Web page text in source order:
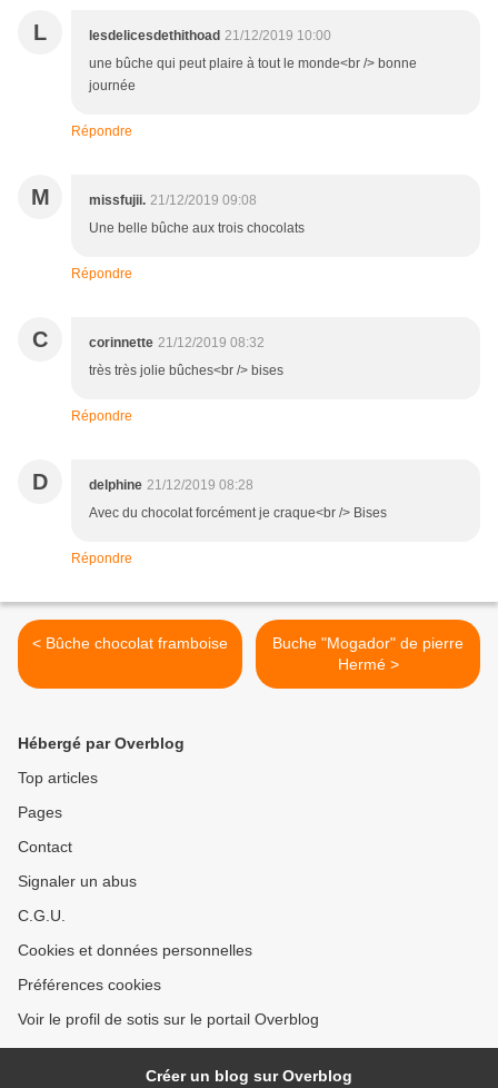
L lesdelicesdethithoad 21/12/2019 10:00
une bûche qui peut plaire à tout le monde<br /> bonne
journée
Répondre
M missfujii. 21/12/2019 09:08
Une belle bûche aux trois chocolats
Répondre
C corinnette 21/12/2019 08:32
très très jolie bûches<br /> bises
Répondre
D delphine 21/12/2019 08:28
Avec du chocolat forcément je craque<br /> Bises
Répondre
< Bûche chocolat framboise
Buche "Mogador" de pierre
Hermé >
Hébergé par Overblog
Top articles
Pages
Contact
Signaler un abus
C.G.U.
Cookies et données personnelles
Préférences cookies
Voir le profil de sotis sur le portail Overblog
Créer un blog sur Overblog